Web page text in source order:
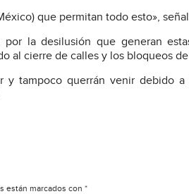
que permitan todo esto»,
la desilusión que generan
al cierre de calles y los bloqueos
y tampoco querrán venir debido
están marcados con *